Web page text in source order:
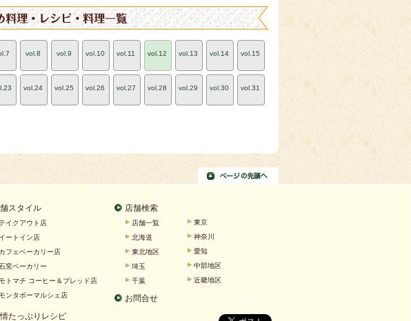
vol.8 vol.9 vol.10 vol.11 vol.12 vol.13 vol.14 vol.15
vol.24 vol.25 vol.26 vol.27 vol.28 vol.29 vol.30 vol.31
スタイル
イクアウト店
イートイン店
カフェベーカリー店
窯ベーカリー
トマチ コーヒー＆ブレッド店
ンタボーマルシェ店
たっぷりレシピ
店舗検索
店舗一覧
北海道
東北地区
埼玉
千葉
お問合せ
東京
神奈川
愛知
中部地区
近畿地区